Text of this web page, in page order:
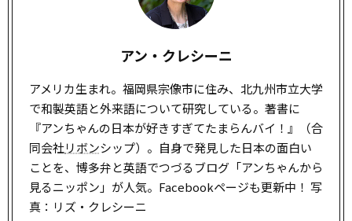
アン・クレシーニ
アメリカ生まれ。福岡県宗像市に住み、北九州市立大学
で和製英語と外来語について研究している。著書に
『アンちゃんの日本が好きすぎてたまらんバイ！』（合
同会社リボンシップ）。自身で発見した日本の面白い
ことを、博多弁と英語でつづるブログ「アンちゃんから
見るニッポン」が人気。Facebookページも更新中！ 写
真：リズ・クレシーニ